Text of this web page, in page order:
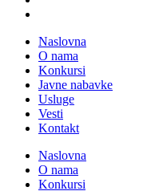
Naslovna
O nama
Konkursi
Javne nabavke
Usluge
Vesti
Kontakt
Naslovna
O nama
Konkursi